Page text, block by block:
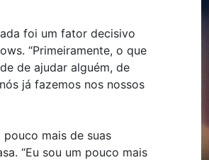
foi um fator decisivo
“Primeiramente, o que
de ajudar alguém, de
já fazemos nos nossos
mais de suas
“Eu sou um pouco mais